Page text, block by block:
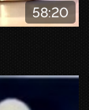
58:20